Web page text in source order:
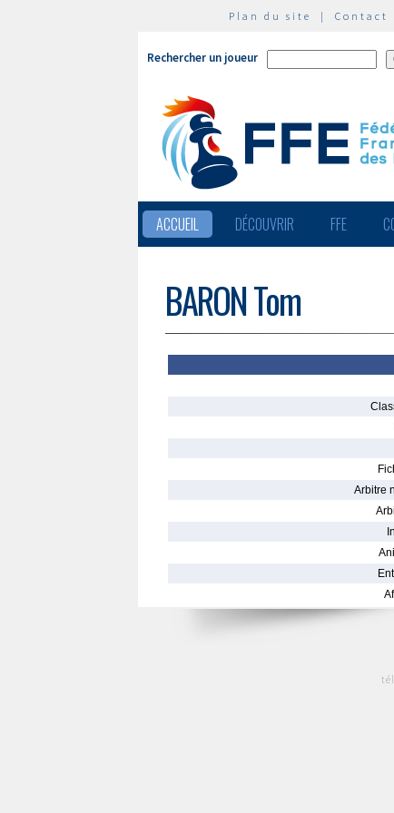
Plan du site | Contact
Rechercher un joueur
ACCUEIL DÉCOUVRIR FFE
BARON Tom
Arbitre